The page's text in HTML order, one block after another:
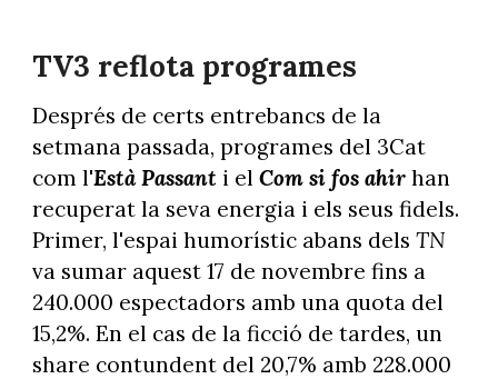
TV3 reflota programes
Després de certs entrebancs de la
setmana passada, programes del 3Cat
com l'Està Passanti el Com si fos ahir han
recuperat la seva energia i els seus fidels.
Primer, l'espai humorístic abans dels TN
va sumar aquest 17 de novembre fins a
240.000 espectadors amb una quota del
15,2%. En el cas de la ficció de tardes, un
share contundent del 20,7% amb 228.000